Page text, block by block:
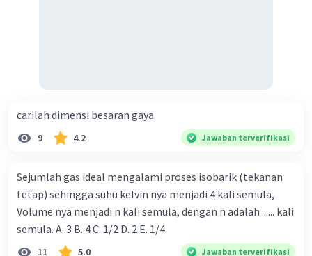
carilah dimensi besaran gaya
9 4.2 Jawaban terverifikasi
Sejumlah gas ideal mengalami proses isobarik (tekanan
tetap) sehingga suhu kelvin nya menjadi 4 kali semula,
Volume nya menjadi n kali semula, dengan n adalah ...... kali
semula. A. 3 B. 4 C. 1/2 D. 2 E. 1/4
11 5.0 Jawaban terverifikasi